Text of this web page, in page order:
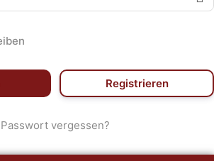
Registrieren
Passwort vergessen?